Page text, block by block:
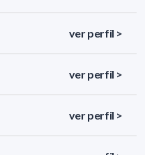
ver perfil >
ver perfil >
ver perfil >